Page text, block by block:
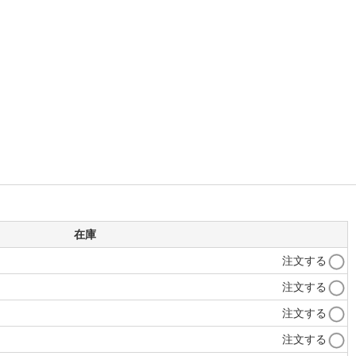
在庫
注文する
注文する
注文する
注文する